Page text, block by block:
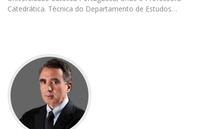
Catedrática. Técnica do Departamento de Estudos…